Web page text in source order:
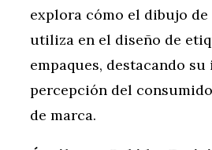
explora cómo el dibujo de
utiliza en el diseño de
empaques, destacando
percepción del
de marca.